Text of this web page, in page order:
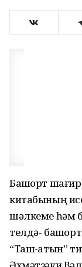
Башҡорт
китабының
шәлкеме һәм
телдә-
“Таш-ҡатын”